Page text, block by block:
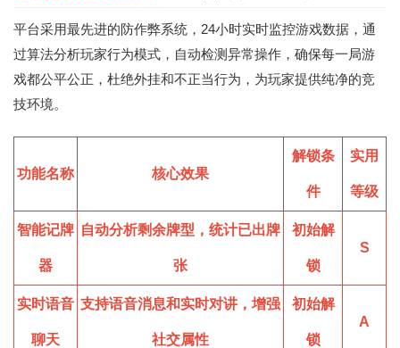
平台采用最先进的防作弊系统，24小时实时监控游戏数据，通
过算法分析玩家行为模式，自动检测异常操作，确保每一局游
戏都公平公正，杜绝外挂和不正当行为，为玩家提供纯净的竞
技环境。
功能名称 核心效果
解锁条
件
实用
等级
智能记牌
器
自动分析剩余牌型，统计已出牌
张
初始解
锁
S
实时语音
聊天
支持语音消息和实时对讲，增强
社交属性
初始解
锁
A